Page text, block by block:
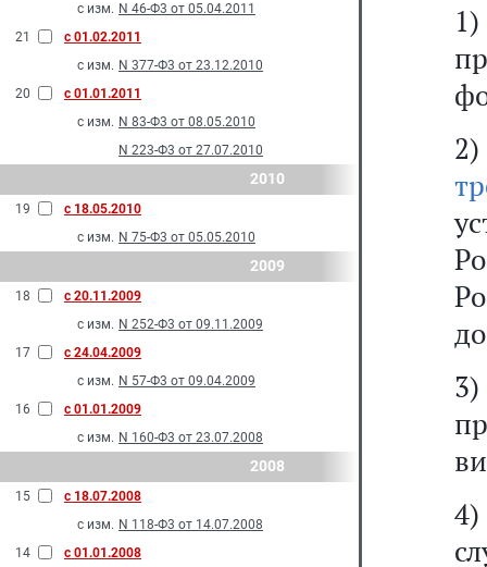
с изм. N 46-Ф3 от 05.04.2011
21
с 01.02.2011
с изм. N 377-Ф3 от 23.12.2010
20
с 01.01.2011
с изм. N 83-Ф3 от 08.05.2010
N 223-Ф3 от 27.07.2010
2010
19
с 18.05.2010
с изм. N 75-Ф3 от 05.05.2010
2009
18
с 20.11.2009
с изм. N 252-Ф3 от 09.11.2009
17
с 24.04.2009
с изм. N 57-Ф3 от 09.04.2009
16
с 01.01.2009
с изм. N 160-Ф3 от 23.07.2008
2008
15
с 18.07.2008
с изм. N 118-Ф3 от 14.07.2008
14
с 01.01.2008